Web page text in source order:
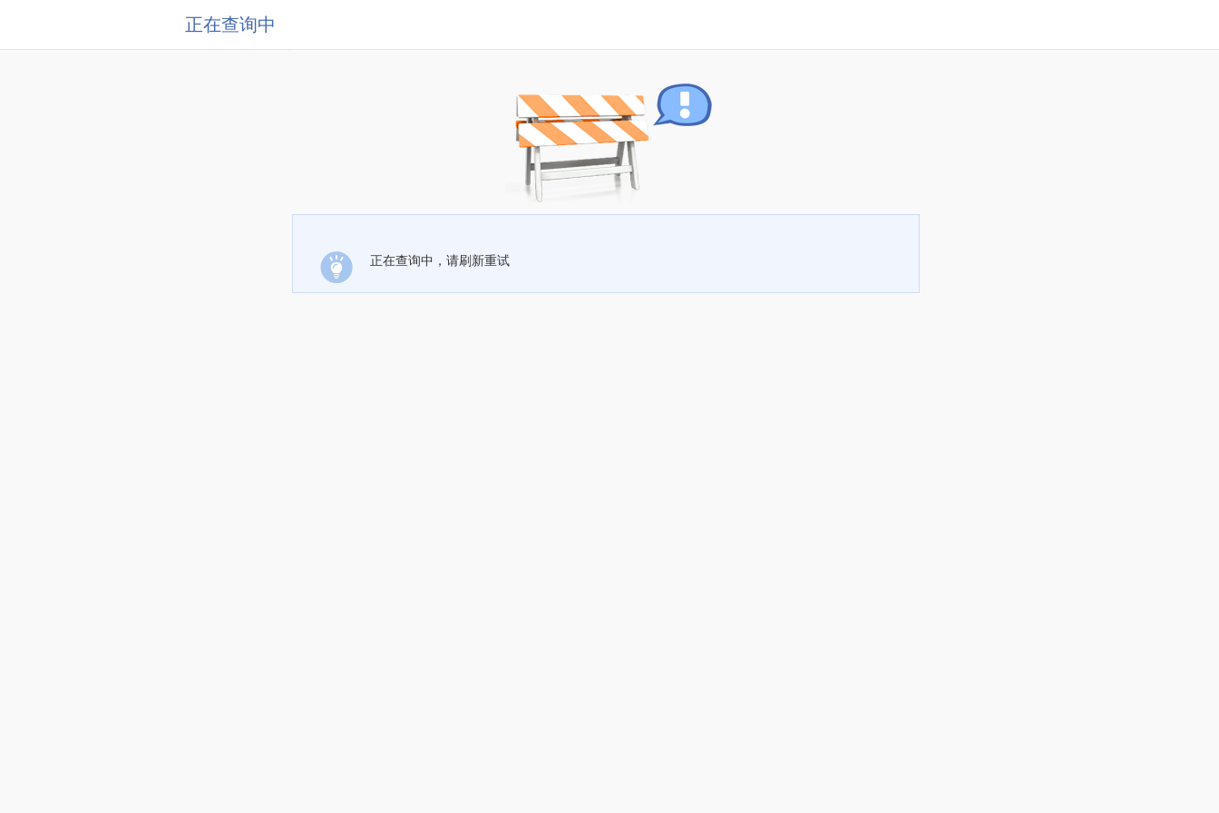
正在查询中
正在查询中，请刷新重试